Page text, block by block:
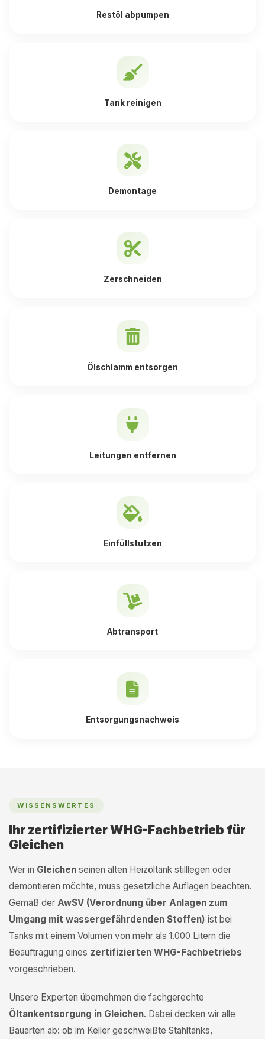
Restöl abpumpen
Tank reinigen
Demontage
Zerschneiden
Ölschlamm entsorgen
Leitungen entfernen
Einfüllstutzen
Abtransport
Entsorgungsnachweis
WISSENSWERTES
Ihr zertifizierter WHG-Fachbetrieb für
Gleichen
Wer in Gleichen seinen alten Heizöltank stilllegen oder
demontieren möchte, muss gesetzliche Auflagen beachten.
Gemäß der AwSV (Verordnung über Anlagen zum
Umgang mit wassergefährdenden Stoffen) ist bei
Tanks mit einem Volumen von mehr als 1.000 Litern die
Beauftragung eines zertifizierten WHG-Fachbetriebs
vorgeschrieben.
Unsere Experten übernehmen die fachgerechte
Öltankentsorgung in Gleichen. Dabei decken wir alle
Bauarten ab: ob im Keller geschweißte Stahltanks,